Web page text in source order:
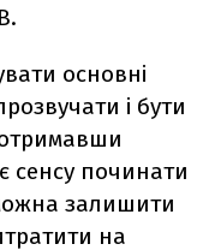
основні
і бути
сенсу починати
залишити
на